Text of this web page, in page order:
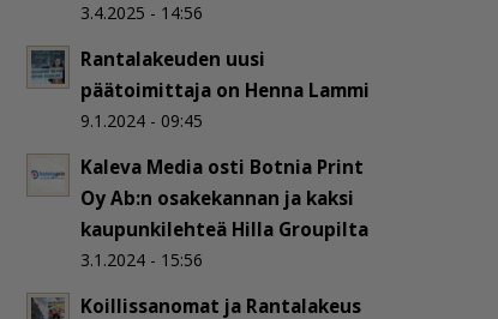
3.4.2025 - 14:56
Rantalakeuden uusi
päätoimittaja on Henna Lammi
9.1.2024 - 09:45
Kaleva Media osti Botnia Print
Oy Ab:n osakekannan ja kaksi
kaupunkilehteä Hilla Groupilta
3.1.2024 - 15:56
Koillissanomat ja Rantalakeus